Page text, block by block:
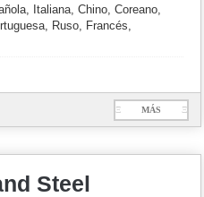
Italiana, Chino, Coreano,
Ruso, Francés,
Ξ MÁS Ξ
Steel